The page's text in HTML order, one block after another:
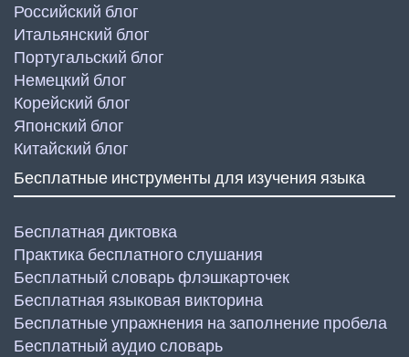
Российский блог
Итальянский блог
Португальский блог
Немецкий блог
Корейский блог
Японский блог
Китайский блог
Бесплатные инструменты для изучения языка
Бесплатная диктовка
Практика бесплатного слушания
Бесплатный словарь флэшкарточек
Бесплатная языковая викторина
Бесплатные упражнения на заполнение пробела
Бесплатный аудио словарь